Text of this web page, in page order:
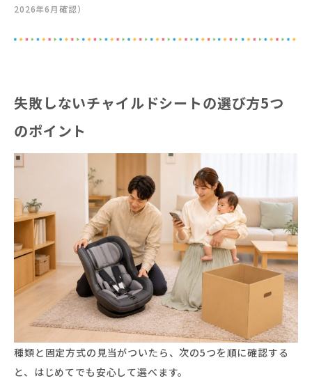
2026年6月確認）
失敗しないチャイルドシートの選び方5つ
のポイント
種類と固定方式の見当がついたら、次の5つを順に確認する
と、はじめてでも安心して選べます。